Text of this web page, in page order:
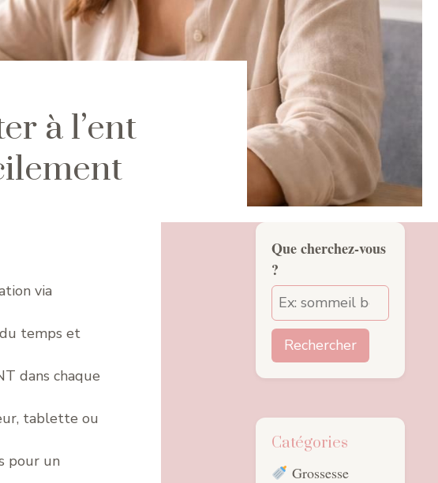
à l’ent
via
temps et
dans chaque
tablette ou
pour un
Que cherchez-vous
?
Rechercher
Catégories
Grossesse